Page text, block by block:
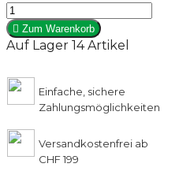
 Zum Warenkorb
Auf Lager 14 Artikel
Einfache, sichere
Zahlungsmöglichkeiten
Versandkostenfrei ab
CHF 199